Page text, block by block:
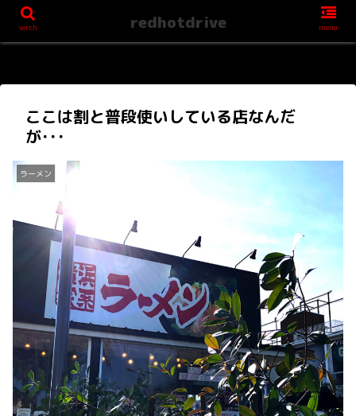
ここは割と普段使いしている店なんだ
が･･･
ラーメン
serch redhotdrive menu